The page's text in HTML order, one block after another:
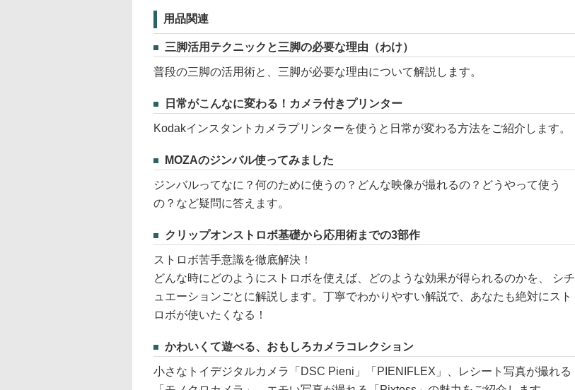
用品関連
三脚活用テクニックと三脚の必要な理由（わけ）
普段の三脚の活用術と、三脚が必要な理由について解説します。
日常がこんなに変わる！カメラ付きプリンター
Kodakインスタントカメラプリンターを使うと日常が変わる方法をご紹介します。
MOZAのジンバル使ってみました
ジンバルってなに？何のために使うの？どんな映像が撮れるの？どうやって使う
の？など疑問に答えます。
クリップオンストロボ基礎から応用術までの3部作
ストロボ苦手意識を徹底解決！
どんな時にどのようにストロボを使えば、どのような効果が得られるのかを、 シチ
ュエーションごとに解説します。丁寧でわかりやすい解説で、あなたも絶対にスト
ロボが使いたくなる！
かわいくて遊べる、おもしろカメラコレクション
小さなトイデジタルカメラ「DSC Pieni」「PIENIFLEX」、レシート写真が撮れる